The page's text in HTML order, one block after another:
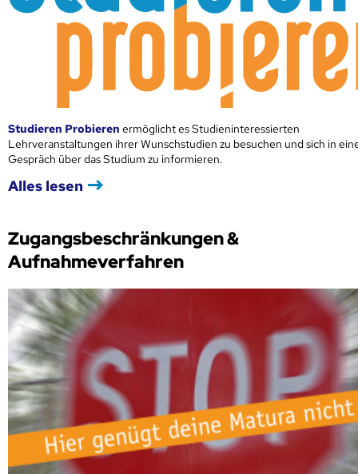
Studieren Probieren ermöglicht es Studieninteressierten
Lehrveranstaltungen ihrer Wunschstudien zu besuchen und sich in
Gespräch über das Studium zu informieren.
Alles lesen
Zugangsbeschränkungen &
Aufnahmeverfahren